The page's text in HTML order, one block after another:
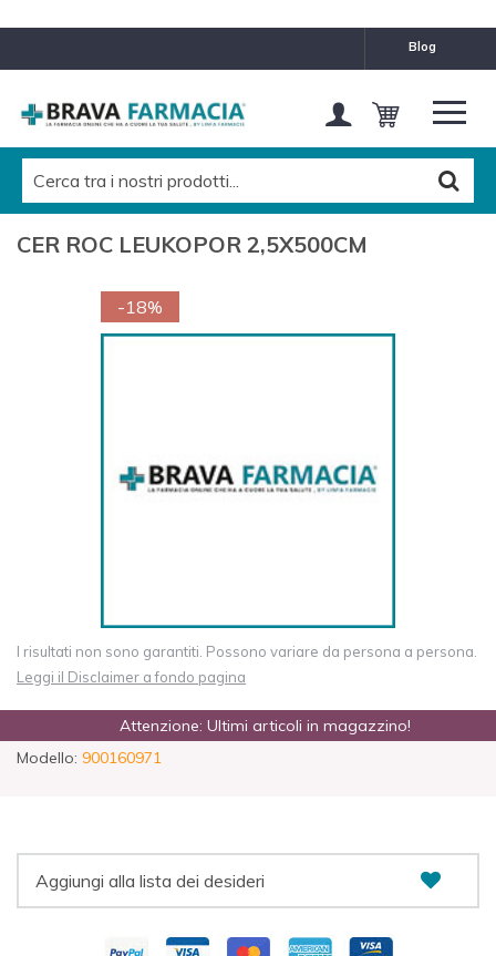
blog
CER ROC LEUKOPOR 2,5X500CM
-18%
I risultati non sono garantiti. Possono variare da persona a persona.
Leggi il Disclaimer a fondo pagina
Attenzione: Ultimi articoli in magazzino!
Modello: 900160971
Aggiungi alla lista dei desideri